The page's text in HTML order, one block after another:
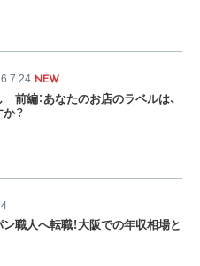
NEW
前編：あなたのお店のラベルは、
？
職人へ転職！大阪での年収相場と